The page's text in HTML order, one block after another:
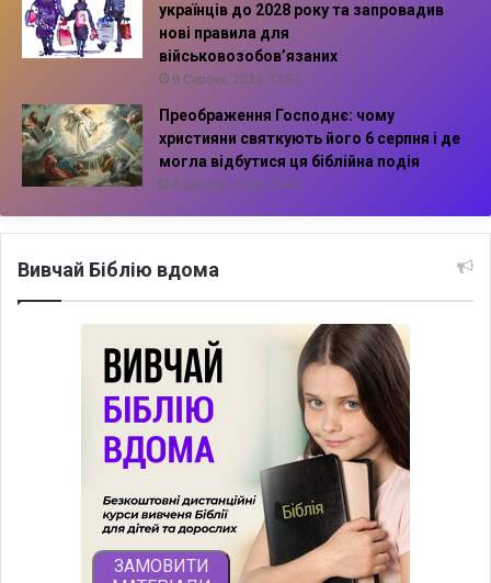
українців до 2028 року та запровадив
нові правила для
військовозобов’язаних
6 Серпня, 2026, 13:57
Преображення Господнє: чому
християни святкують його 6 серпня і де
могла відбутися ця біблійна подія
6 Серпня, 2026, 13:42
Вивчай Біблію вдома